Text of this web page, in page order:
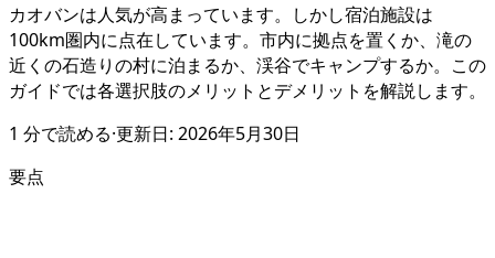
カオバンは人気が高まっています。しかし宿泊施設は
100km圏内に点在しています。市内に拠点を置くか、滝の
近くの石造りの村に泊まるか、渓谷でキャンプするか。この
ガイドでは各選択肢のメリットとデメリットを解説します。
1 分で読める·更新日: 2026年5月30日
要点